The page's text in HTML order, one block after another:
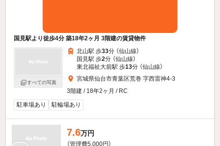
国見駅より徒歩4分 築18年2ヶ月 3階建の賃貸物件
すべての写真
北山駅 歩33分 （仙山線）
国見駅 歩2分 （仙山線）
東北福祉大前駅 歩13分 （仙山線）
宮城県仙台市青葉区荒巻 字西雷神4-3
3階建 / 18年2ヶ月 / RC
駐車場あり
駐輪場あり
7.6万円
（管理費5,000円）